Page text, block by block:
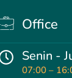
Office
Senin -
07:00 –